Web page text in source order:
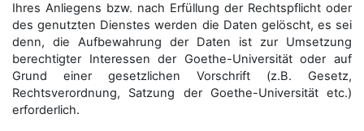
Ihres Anliegens bzw. nach Erfüllung der Rechtspflicht oder
des genutzten Dienstes werden die Daten gelöscht, es sei
denn, die Aufbewahrung der Daten ist zur Umsetzung
berechtigter Interessen der Goethe-Universität oder auf
Grund einer gesetzlichen Vorschrift (z.B. Gesetz,
Rechtsverordnung, Satzung der Goethe-Universität etc.)
erforderlich.